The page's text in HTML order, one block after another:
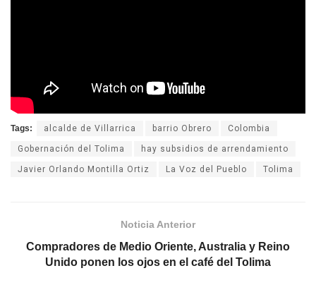
Tags: alcalde de Villarrica barrio Obrero Colombia
Gobernación del Tolima hay subsidios de arrendamiento
Javier Orlando Montilla Ortiz La Voz del Pueblo Tolima
Noticia Anterior
Compradores de Medio Oriente, Australia y Reino
Unido ponen los ojos en el café del Tolima